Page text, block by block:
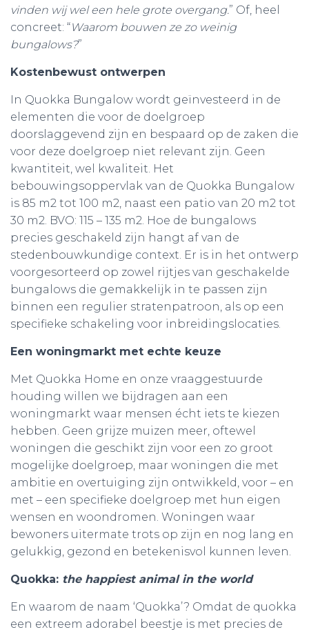
vinden wij wel een hele grote overgang.” Of, heel
concreet: “Waarom bouwen ze zo weinig
bungalows?”
Kostenbewust ontwerpen
In Quokka Bungalow wordt geïnvesteerd in de
elementen die voor de doelgroep
doorslaggevend zijn en bespaard op de zaken die
voor deze doelgroep niet relevant zijn. Geen
kwantiteit, wel kwaliteit. Het
bebouwingsoppervlak van de Quokka Bungalow
is 85 m2 tot 100 m2, naast een patio van 20 m2 tot
30 m2. BVO: 115 – 135 m2. Hoe de bungalows
precies geschakeld zijn hangt af van de
stedenbouwkundige context. Er is in het ontwerp
voorgesorteerd op zowel rijtjes van geschakelde
bungalows die gemakkelijk in te passen zijn
binnen een regulier stratenpatroon, als op een
specifieke schakeling voor inbreidingslocaties.
Een woningmarkt met echte keuze
Met Quokka Home en onze vraaggestuurde
houding willen we bijdragen aan een
woningmarkt waar mensen écht iets te kiezen
hebben. Geen grijze muizen meer, oftewel
woningen die geschikt zijn voor een zo groot
mogelijke doelgroep, maar woningen die met
ambitie en overtuiging zijn ontwikkeld, voor – en
met – een specifieke doelgroep met hun eigen
wensen en woondromen. Woningen waar
bewoners uitermate trots op zijn en nog lang en
gelukkig, gezond en betekenisvol kunnen leven.
Quokka: the happiest animal in the world
En waarom de naam ‘Quokka’? Omdat de quokka
een extreem adorabel beestje is met precies de